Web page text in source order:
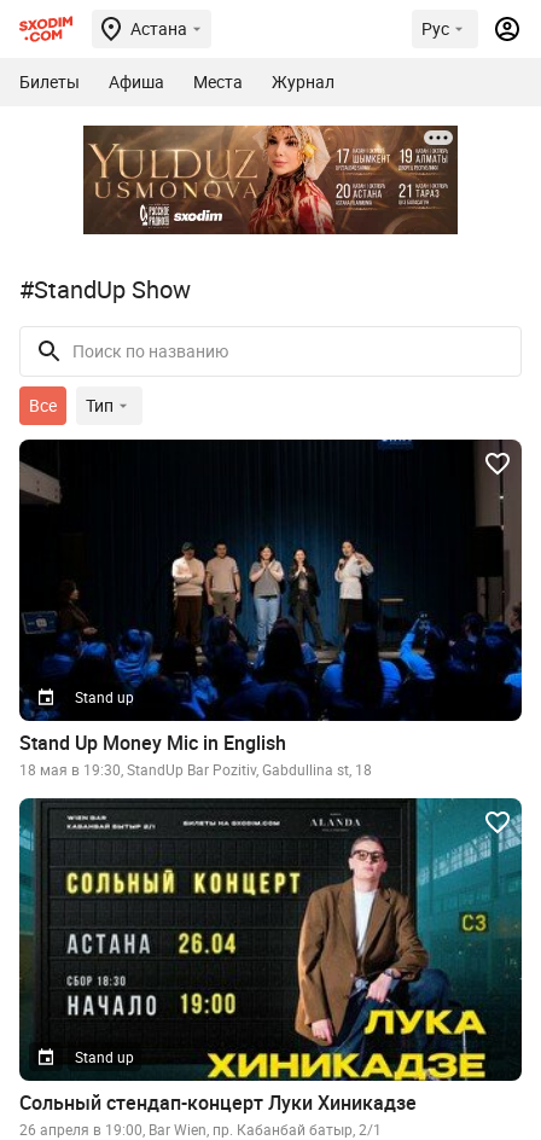
Астана Рус
Билеты Афиша Места Журнал
#StandUp Show
Все Тип
Stand up
Stand Up Money Mic in English
18 мая в 19:30, StandUp Bar Pozitiv, Gabdullina st, 18
Stand up
Сольный стендап-концерт Луки Хиникадзе
26 апреля в 19:00, Bar Wien, пр. Кабанбай батыр, 2/1